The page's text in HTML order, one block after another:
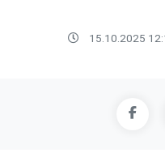
15.10.2025